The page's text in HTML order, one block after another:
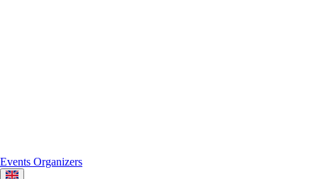
Events Organizers